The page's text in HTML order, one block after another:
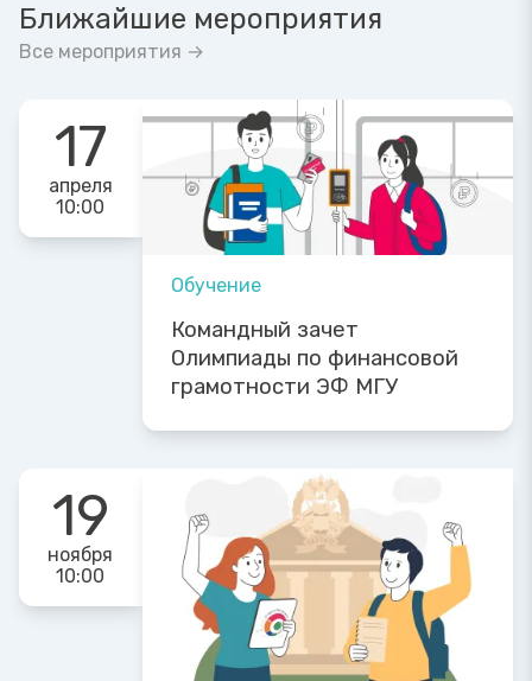
Ближайшие мероприятия
Все мероприятия →
17
апреля
10:00
Обучение
Командный зачет
Олимпиады по финансовой
грамотности ЭФ МГУ
19
ноября
10:00